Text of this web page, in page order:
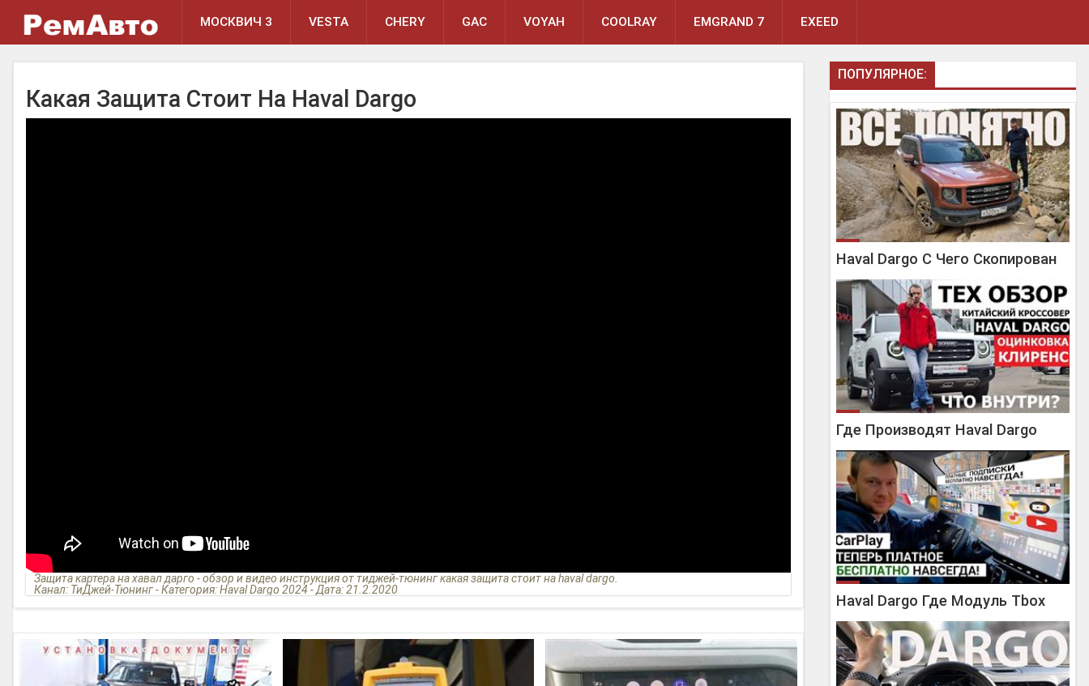
МОСКВИЧ 3 VESTA CHERY GAC VOYAH COOLRAY EMGRAND 7 EXEED
Какая Защита Стоит На Haval Dargo
Защита картера на хавал дарго - обзор и видео инструкция от тиджей-тюнинг какая защита стоит на haval dargo.
Канал: ТиДжей-Тюнинг - Категория: Haval Dargo 2024 - Дата: 21.2.2020
ПОПУЛЯРНОЕ:
Haval Dargo С Чего Скопирован
Где Производят Haval Dargo
Haval Dargo Где Модуль Tbox